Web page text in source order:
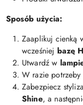
Sposób użycia:
Zaaplikuj cienką
wcześniej bazę
Utwardź w
W razie
Zabezpiecz
Shine, a